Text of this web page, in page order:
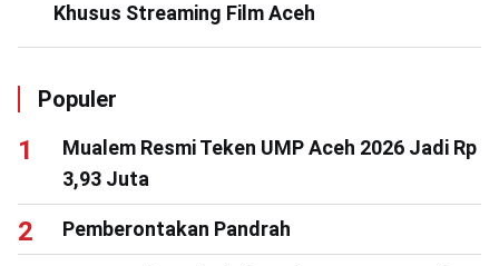
Khusus Streaming Film Aceh
Populer
Mualem Resmi Teken UMP Aceh 2026 Jadi Rp
3,93 Juta
Pemberontakan Pandrah